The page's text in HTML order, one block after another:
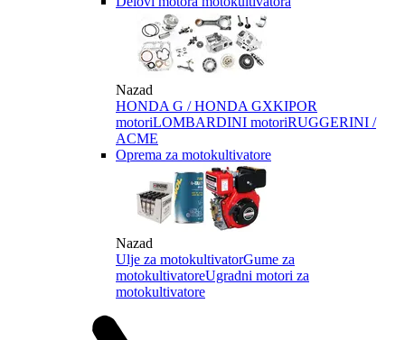
Nazad
HONDA G / HONDA GXKIPOR
motoriLOMBARDINI motoriRUGGERINI /
ACME
Oprema za motokultivatore
Nazad
Ulje za motokultivatorGume za
motokultivatoreUgradni motori za
motokultivatore